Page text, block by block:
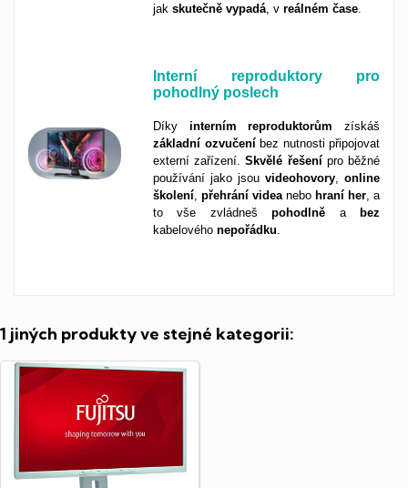
jak skutečně vypadá , v reálném čase
Interní reproduktory pro
pohodlný poslech
Díky interním reproduktorůmzískáš
základní ozvučeníbez nutnosti připojovat
externí zařízení.Skvělé řešenípro běžné
používání jako jsou videohovory
online
školení přehrání videa nebo hraní her , a
to vše zvládnešpohodlně abez
kabelového nepořádku
1 jiných produkty ve stejné kategorii: